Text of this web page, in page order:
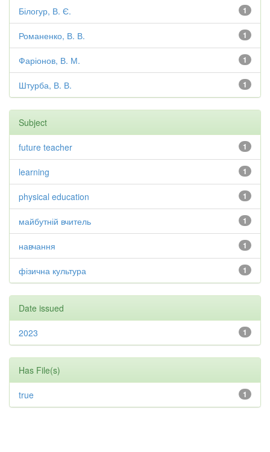
1
Білогур, В. Є.
1
Романенко, В. В.
1
Фаріонов, В. М.
1
Штурба, В. В.
Subject
1
future teacher
1
learning
1
physical education
1
майбутній вчитель
1
навчання
1
фізична культура
Date issued
1
2023
Has File(s)
1
true